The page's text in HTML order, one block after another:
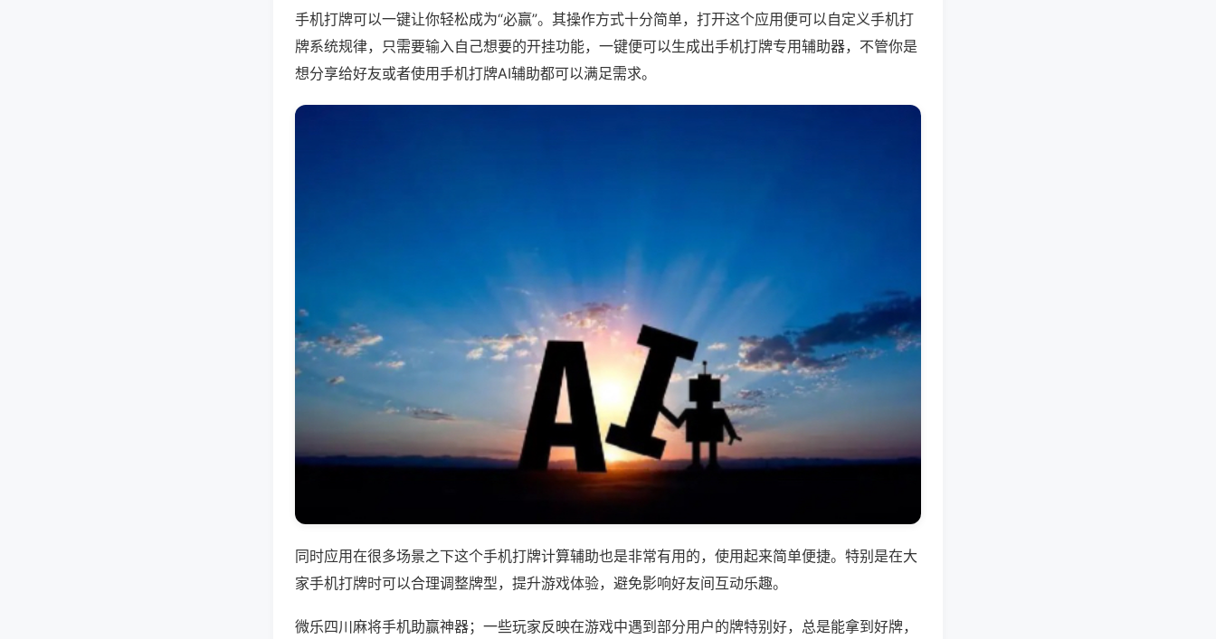
手机打牌可以一键让你轻松成为“必赢”。其操作方式十分简单，打开这个应用便可以自定义手机打
牌系统规律，只需要输入自己想要的开挂功能，一键便可以生成出手机打牌专用辅助器，不管你是
想分享给好友或者使用手机打牌AI辅助都可以满足需求。
同时应用在很多场景之下这个手机打牌计算辅助也是非常有用的，使用起来简单便捷。特别是在大
家手机打牌时可以合理调整牌型，提升游戏体验，避免影响好友间互动乐趣。
微乐四川麻将手机助赢神器；一些玩家反映在游戏中遇到部分用户的牌特别好，总是能拿到好牌，